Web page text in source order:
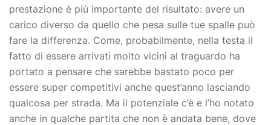
prestazione è più importante del risultato: avere un
carico diverso da quello che pesa sulle tue spalle può
fare la differenza. Come, probabilmente, nella testa il
fatto di essere arrivati molto vicini al traguardo ha
portato a pensare che sarebbe bastato poco per
essere super competitivi anche quest’anno lasciando
qualcosa per strada. Ma il potenziale c’è e l’ho notato
anche in qualche partita che non è andata bene, dove